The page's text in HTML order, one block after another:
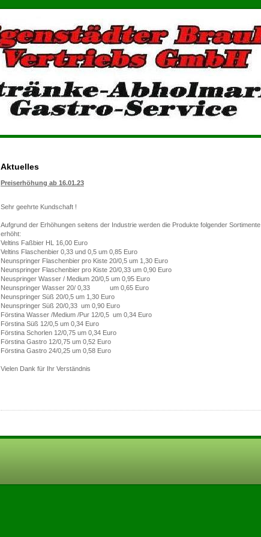
Aktuelles
Preiserhöhung ab 16.01.23
Sehr geehrte Kundschaft !
Aufgrund der Erhöhungen seitens der Industrie werden die Produkte folgender Sortimente
erhöht:
Veltins Faßbier HL 16,00 Euro
Veltins Flaschenbier 0,33 und 0,5 um 0,85 Euro
Neunspringer Flaschenbier pro Kiste 20/0,5 um 1,30 Euro
Neunspringer Flaschenbier pro Kiste 20/0,33 um 0,90 Euro
Neuspringer Wasser / Medium 20/0,5 um 0,95 Euro
Neunspringer Wasser 20/ 0,33 um 0,65 Euro
Neunspringer Süß 20/0,5 um 1,30 Euro
Neunspringer Süß 20/0,33 um 0,90 Euro
Förstina Wasser /Medium /Pur 12/0,5 um 0,34 Euro
Förstina Süß 12/0,5 um 0,34 Euro
Förstina Schorlen 12/0,75 um 0,34 Euro
Förstina Gastro 12/0,75 um 0,52 Euro
Förstina Gastro 24/0,25 um 0,58 Euro
Vielen Dank für Ihr Verständnis